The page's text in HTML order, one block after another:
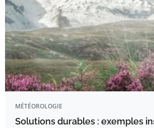
MÉTÉOROLOGIE
Solutions durables : exemples